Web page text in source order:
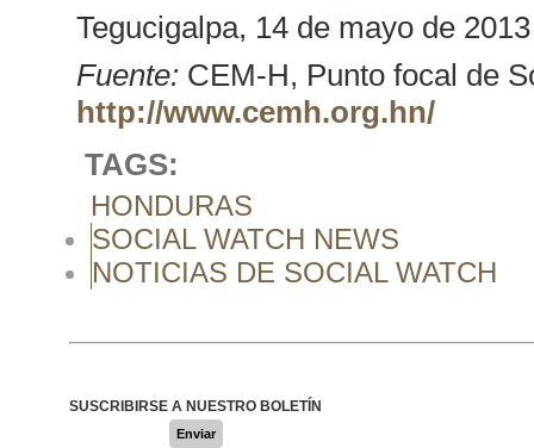
Tegucigalpa, 14 de mayo de 2013
Fuente: CEM-H, Punto focal de
http://www.cemh.org.hn/
TAGS:
HONDURAS
SOCIAL WATCH NEWS
NOTICIAS DE SOCIAL WATCH
SUSCRIBIRSE A NUESTRO BOLETÍN
Enviar